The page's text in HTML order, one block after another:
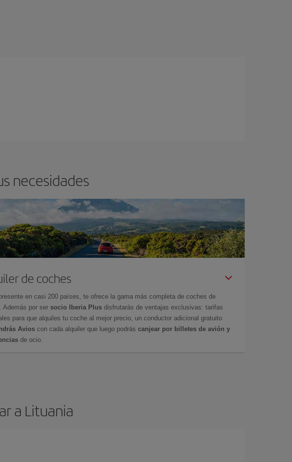
necesidades
de coches
presente en casi 200 países, te ofrece la gama más completa de coches de
Además por ser socio Iberia Plus disfrutarás de ventajas exclusivas: tarifas
para que alquiles tu coche al mejor precio, un conductor adicional gratuito
Avios con cada alquiler que luego podrás canjear por billetes de avión y
de ocio.
a Lituania